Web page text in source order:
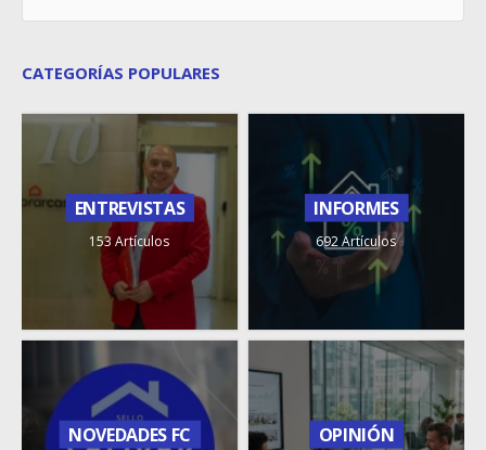
CATEGORÍAS POPULARES
ENTREVISTAS
153 Artículos
INFORMES
692 Artículos
NOVEDADES FC OPINIÓN